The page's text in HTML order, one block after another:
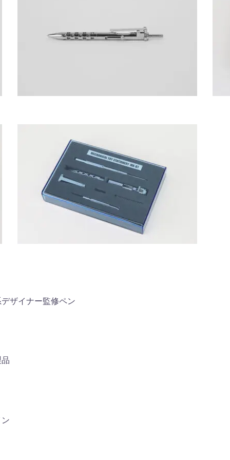
ザイナー監修ペン